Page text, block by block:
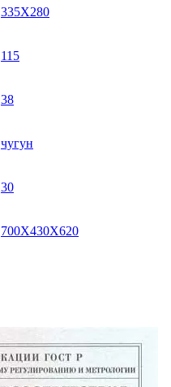
335Х280
115
38
чугун
30
700Х430Х620